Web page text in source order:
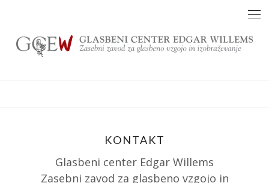
content
KONTAKT
Glasbeni center Edgar Willems
Zasebni zavod za glasbeno vzgojo in